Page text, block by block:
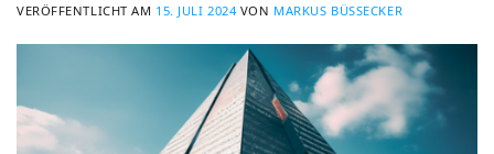
VERÖFFENTLICHT AM 15. JULI 2024 VON MARKUS BÜSSECKER